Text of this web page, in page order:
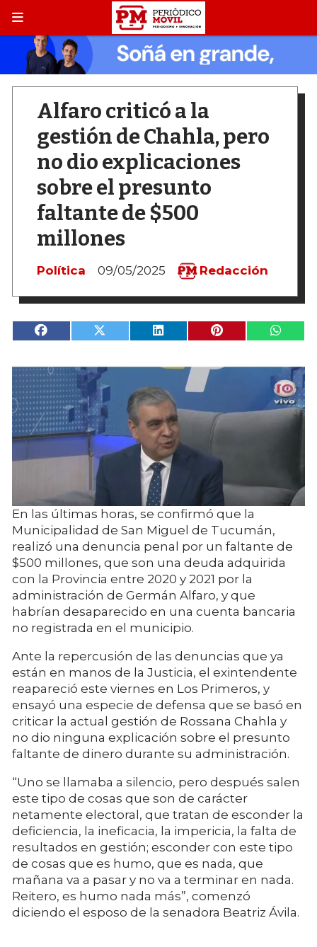
Alfaro criticó a la
gestión de Chahla, pero
no dio explicaciones
sobre el presunto
faltante de $500
millones
Política 09/05/2025 Redacción
En las últimas horas, se confirmó que la
Municipalidad de San Miguel de Tucumán,
realizó una denuncia penal por un faltante de
$500 millones, que son una deuda adquirida
con la Provincia entre 2020 y 2021 por la
administración de Germán Alfaro, y que
habrían desaparecido en una cuenta bancaria
no registrada en el municipio.
Ante la repercusión de las denuncias que ya
están en manos de la Justicia, el exintendente
reapareció este viernes en Los Primeros, y
ensayó una especie de defensa que se basó en
criticar la actual gestión de Rossana Chahla y
no dio ninguna explicación sobre el presunto
faltante de dinero durante su administración.
“Uno se llamaba a silencio, pero después salen
este tipo de cosas que son de carácter
netamente electoral, que tratan de esconder la
deficiencia, la ineficacia, la impericia, la falta de
resultados en gestión; esconder con este tipo
de cosas que es humo, que es nada, que
mañana va a pasar y no va a terminar en nada.
Reitero, es humo nada más”, comenzó
diciendo el esposo de la senadora Beatriz Ávila.